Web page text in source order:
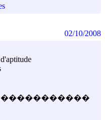
02/10/2008